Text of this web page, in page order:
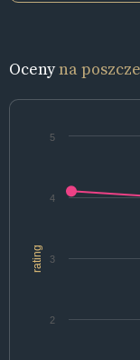
Ocenyna
rating
2
3
4
5